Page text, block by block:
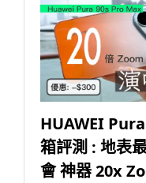
HUAWEI
箱評測 : 地表
會 神器 20x